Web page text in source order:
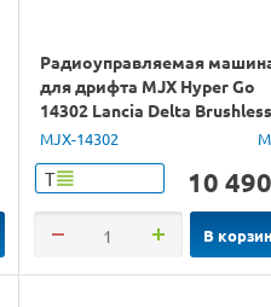
Радиоуправляемая
для дрифта MJX Hyper Go
14302 Lancia Delta Brushless
4WD 2.4G LED 1/14 RTR
MJX-14302
Т 10 490
В